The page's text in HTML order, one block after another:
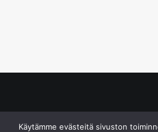
Käytämme evästeitä sivuston